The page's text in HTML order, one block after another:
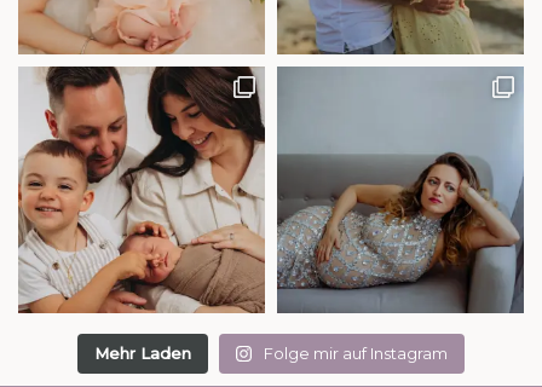
Mehr Laden Folge mir auf Instagram